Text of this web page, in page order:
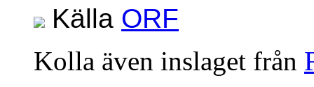
Källa ORF
Kolla även inslaget från